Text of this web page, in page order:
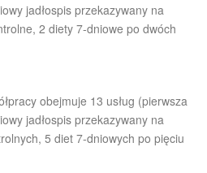
jadłospis przekazywany na
2 diety 7-dniowe po dwóch
obejmuje 13 usług (pierwsza
jadłospis przekazywany na
5 diet 7-dniowych po pięciu